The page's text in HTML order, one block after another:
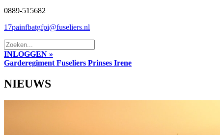
0889-515682
17painfbatgfpi@fuseliers.nl
INLOGGEN »
Garderegiment Fuseliers Prinses Irene
NIEUWS